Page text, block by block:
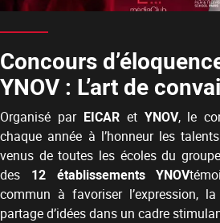
Concours
YNOV : L’art de
Organisé par EICARet YNOV, le
chaque année à l’honneur les
venus de toutes les écoles du
des 12 établissements YNOV
commun à favoriser l’expression,
partage d’idées dans un cadre